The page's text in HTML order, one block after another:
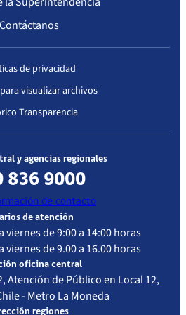
Contáctanos
de privacidad
visualizar archivos
Transparencia
y agencias regionales
836 9000
de contacto
de atención
viernes de 9:00 a 14:00 horas
viernes de 9.00 a 16.00 horas
oficina central
Atención de Público en Local 12,
- Metro La Moneda
regiones